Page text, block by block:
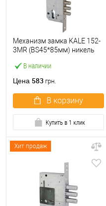
В наличии
Механизм замка KALE 152-
3MR (BS45*85мм) никель
Цена 583 грн.
В корзину
Купить в 1 клик
Хит продаж